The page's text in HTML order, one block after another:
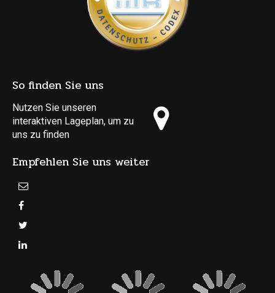
So finden Sie uns
Nutzen Sie unseren
interaktiven La­ge­plan, um zu
uns zu finden
Empfehlen Sie uns weiter